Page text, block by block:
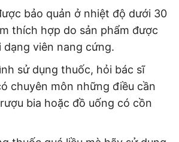
bảo quản ở nhiệt độ dưới 30
thích hợp do sản phẩm được
dạng viên nang cứng.
sử dụng thuốc, hỏi bác sĩ
chuyên môn những điều cần
bia hoặc đồ uống có cồn